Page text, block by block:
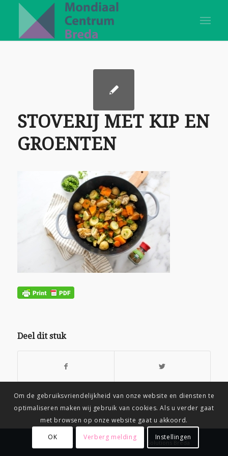
STOVERIJ MET KIP EN
GROENTEN
Deel dit stuk
Connix.nl Webdesign & IT Solutions Breda
Om de gebruiksvriendelijkheid van onze website en diensten te
optimaliseren maken wij gebruik van cookies. Als u verder gaat
met browsen op onze website gaat u akkoord.
OK
Verberg melding Instellingen